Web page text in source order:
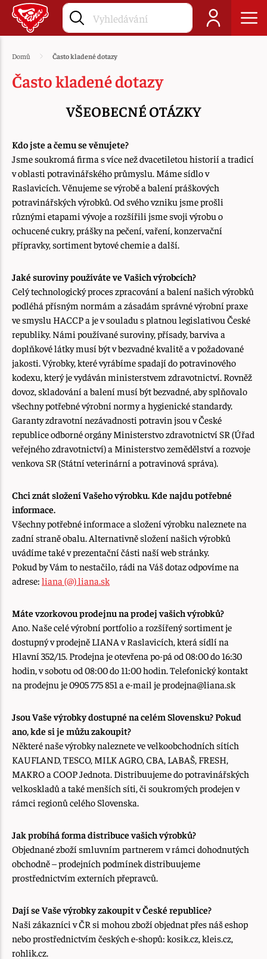
Domů Často kladené dotazy
Často kladené dotazy
VŠEOBECNÉ OTÁZKY
Kdo jste a čemu se věnujete?
Jsme soukromá firma s více než dvacetiletou historií a tradicí
v oblasti potravinářského průmyslu. Máme sídlo v
Raslavicích. Věnujeme se výrobě a balení práškových
potravinářských výrobků. Od svého vzniku jsme prošli
různými etapami vývoje a rozšířili jsme svoji výrobu o
ochucené cukry, prášky na pečení, vaření, konzervační
přípravky, sortiment bytové chemie a další.
Jaké suroviny používáte ve Vašich výrobcích?
Celý technologický proces zpracování a balení našich výrobků
podléhá přísným normám a zásadám správné výrobní praxe
ve smyslu HACCP a je v souladu s platnou legislativou České
republiky. Námi používané suroviny, přísady, barviva a
doplňkové látky musí být v bezvadné kvalitě a v požadované
jakosti. Výrobky, které vyrábíme spadají do potravinového
kodexu, který je vydáván ministerstvem zdravotnictví. Rovněž
dovoz, skladování a balení musí být bezvadné, aby splňovalo
všechny potřebné výrobní normy a hygienické standardy.
Garanty zdravotní nezávadnosti potravin jsou v České
republice odborné orgány Ministerstvo zdravotnictví SR (Úřad
veřejného zdravotnictví) a Ministerstvo zemědělství a rozvoje
venkova SR (Státní veterinární a potravinová správa).
Chci znát složení Vašeho výrobku. Kde najdu potřebné
informace.
Všechny potřebné informace a složení výrobku naleznete na
zadní straně obalu. Alternativně složení našich výrobků
uvádíme také v prezentační části naší web stránky.
Pokud by Vám to nestačilo, rádi na Váš dotaz odpovíme na
adrese: liana (@) liana.sk
Máte vzorkovou prodejnu na prodej vašich výrobků?
Ano. Naše celé výrobní portfolio a rozšířený sortiment je
dostupný v prodejně LIANA v Raslavicích, která sídlí na
Hlavní 352/15. Prodejna je otevřena po-pá od 08:00 do 16:30
hodin, v sobotu od 08:00 do 11:00 hodin. Telefonický kontakt
na prodejnu je 0905 775 851 a e-mail je prodejna@liana.sk
Jsou Vaše výrobky dostupné na celém Slovensku? Pokud
ano, kde si je můžu zakoupit?
Některé naše výrobky naleznete ve velkoobchodních sítích
KAUFLAND, TESCO, MILK AGRO, CBA, LABAŠ, FRESH,
MAKRO a COOP Jednota. Distribuujeme do potravinářských
velkoskladů a také menších síti, či soukromých prodejen v
rámci regionů celého Slovenska.
Jak probíhá forma distribuce vašich výrobků?
Objednané zboží smluvním partnerem v rámci dohodnutých
obchodně – prodejních podmínek distribuujeme
prostřednictvím externích přepravců.
Dají se Vaše výrobky zakoupit v České republice?
Naši zákazníci v ČR si mohou zboží objednat přes náš eshop
nebo prostřednictvím českých e-shopů: kosik.cz, kleis.cz,
rohlik.cz.